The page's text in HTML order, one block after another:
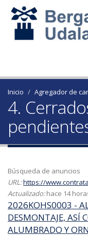
Inicio Agregador de
4.
Búsqueda de anuncios
URL:https://
Actualizado:hace 14
2026KOHS0003 -
DESMONTAJE, ASÍ
ALUMBRADO Y